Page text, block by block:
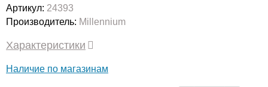
Артикул: 24393
Производитель: Millennium
Характеристики
Наличие по магазинам